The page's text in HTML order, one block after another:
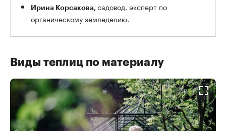
Ирина Корсакова, садовод, эксперт по
органическому земледелию.
Виды теплиц по материалу